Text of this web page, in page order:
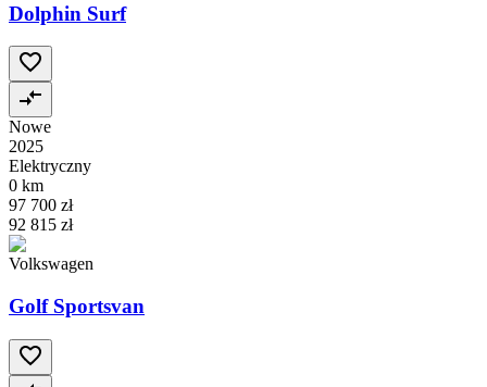
Dolphin Surf
Nowe
2025
Elektryczny
0 km
97 700 zł
92 815 zł
Volkswagen
Golf Sportsvan